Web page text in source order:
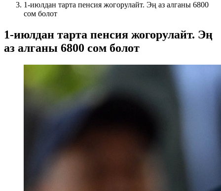
1-июлдан тарта пенсия жогорулайт. Эң аз алганы 6800
сом болот
1-июлдан тарта пенсия жогорулайт. Эң
аз алганы 6800 сом болот